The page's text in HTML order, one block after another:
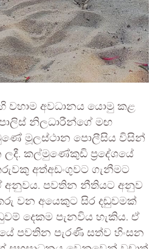
වහාම අවධානය යොමු කළ
නිලධාරීන්ගේ මඟ
මූලස්ථාන පොලීසිය විසින්
කල්මුණේකුඩි ප්‍රදේශයේ
අත්අඩංගුවට ගැනීමට
අනුවය. පවතින නීතියට අනුව
වන අයෙකුට සිර දඬුවමක්
දෙකම පැනවිය හැකිය. ඒ
පවතින පැරණි සත්ව හිංසන